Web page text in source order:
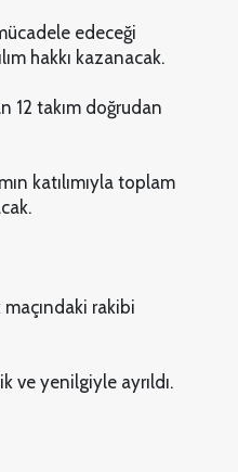
edeceği
hakkı kazanacak.
12 takım doğrudan
katılımıyla toplam
maçındaki rakibi
ve yenilgiyle ayrıldı.